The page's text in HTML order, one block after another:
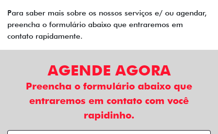
Para saber mais sobre os nossos serviços e/ ou agendar,
preencha o formulário abaixo que entraremos em
contato rapidamente.
AGENDE AGORA
Preencha o formulário abaixo que
entraremos em contato com você
rapidinho.